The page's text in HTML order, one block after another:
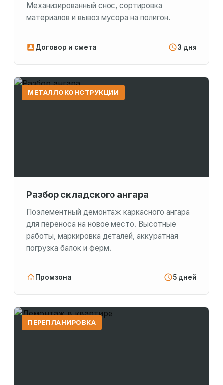
Механизированный снос, сортировка
материалов и вывоз мусора на полигон.
Договор и смета 3 дня
МЕТАЛЛОКОНСТРУКЦИИ
Разбор складского ангара
Поэлементный демонтаж каркасного ангара
для переноса на новое место. Высотные
работы, маркировка деталей, аккуратная
погрузка балок и ферм.
Промзона 5 дней
ПЕРЕПЛАНИРОВКА